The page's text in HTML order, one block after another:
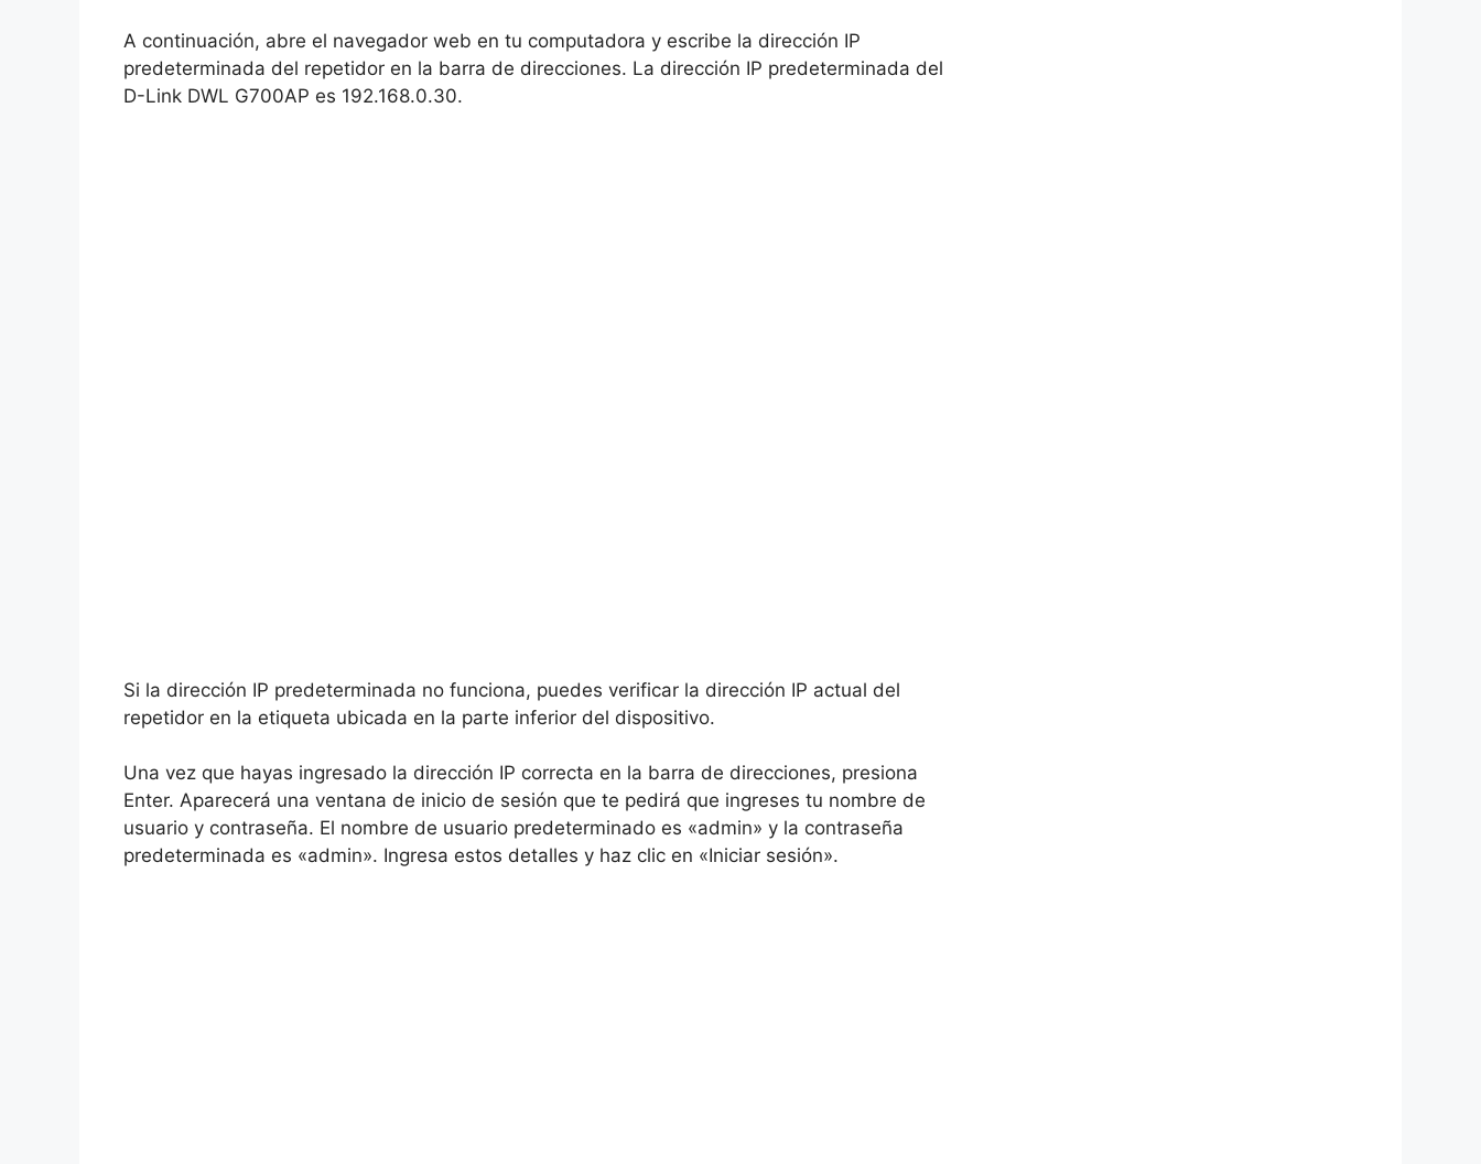
A continuación, abre el navegador web en tu computadora y escribe la dirección IP
predeterminada del repetidor en la barra de direcciones. La dirección IP predeterminada del
D-Link DWL G700AP es 192.168.0.30.
Si la dirección IP predeterminada no funciona, puedes verificar la dirección IP actual del
repetidor en la etiqueta ubicada en la parte inferior del dispositivo.
Una vez que hayas ingresado la dirección IP correcta en la barra de direcciones, presiona
Enter. Aparecerá una ventana de inicio de sesión que te pedirá que ingreses tu nombre de
usuario y contraseña. El nombre de usuario predeterminado es «admin» y la contraseña
predeterminada es «admin». Ingresa estos detalles y haz clic en «Iniciar sesión».